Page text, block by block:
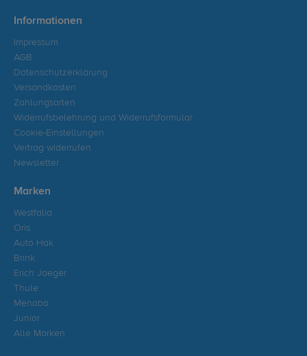
Informationen
Impressum
AGB
Datenschutzerklärung
Versandkosten
Zahlungsarten
Widerrufsbelehrung und Widerrufsformular
Cookie-Einstellungen
Vertrag widerrufen
Newsletter
Marken
Westfalia
Oris
Auto Hak
Brink
Erich Jaeger
Thule
Menabo
Junior
Alle Marken